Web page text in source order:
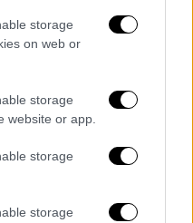
storage
on web or
storage
website or app.
storage
storage